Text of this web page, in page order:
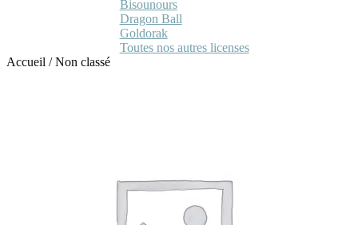
Bisounours
Dragon Ball
Goldorak
Toutes nos autres licenses
Accueil /Non classé